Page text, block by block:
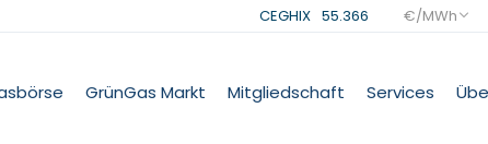
CEGHIX 55.366 €/MWh
GrünGas Markt Mitgliedschaft Services